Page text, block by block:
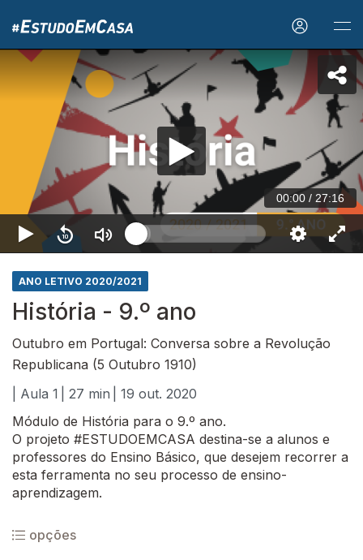
00:00 / 27:16
ANO LETIVO 2020/2021
História - 9.º ano
Outubro em Portugal: Conversa sobre a Revolução
Republicana (5 Outubro 1910)
| Aula 1
| 27 min
| 19 out. 2020
Módulo de História para o 9.º ano.
O projeto #ESTUDOEMCASA destina-se a alunos e
professores do Ensino Básico, que desejem recorrer a
esta ferramenta no seu processo de ensino-
aprendizagem.
opções